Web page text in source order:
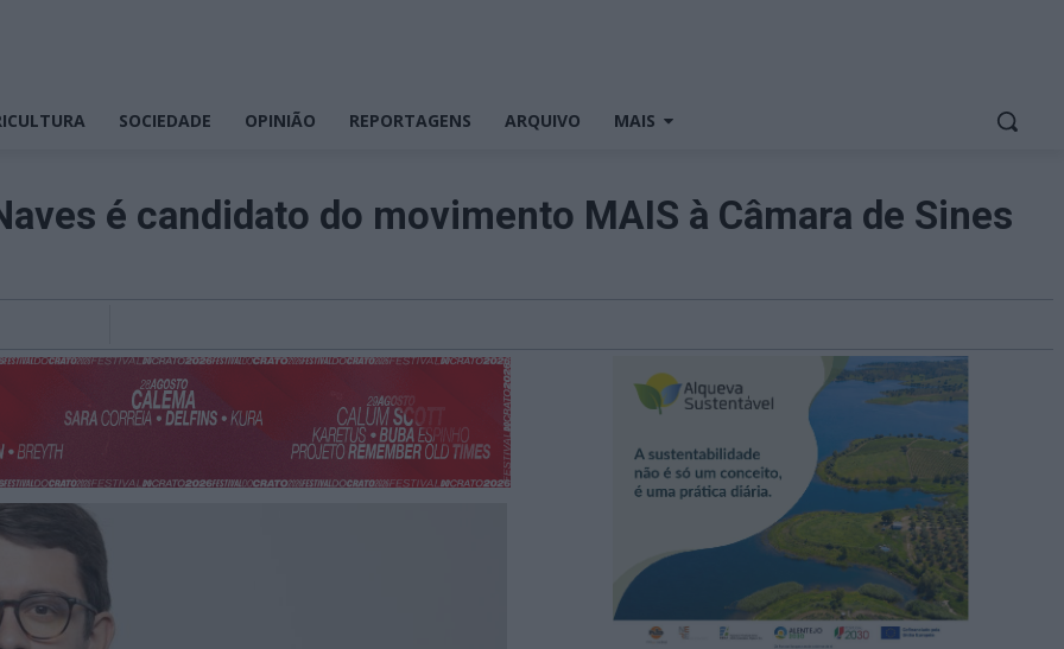
SOCIEDADE OPINIÃO REPORTAGENS ARQUIVO MAIS
é candidato do movimento MAIS à Câmara de Sines